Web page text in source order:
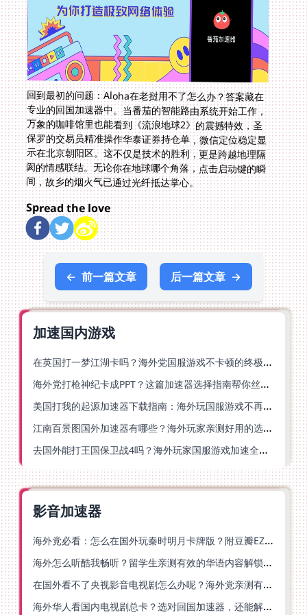
回到最初的问题：Aloha在老挝用不了怎么办？答案藏在
专业的回国加速器中。当番茄的智能路由系统开始工作，
万象的咖啡馆里也能看到《流浪地球2》的震撼特效，圣
保罗的交易员精准操作华泰证券持仓单，微信定位稳定显
示在北京朝阳区。这不仅是技术的胜利，更是跨越地理隔
阂的情感联结。无论你在地球哪个角落，点击启动键的瞬
间，故乡的烟火气已通过光纤抵达掌心。
Spread the love
← 前一篇文章 后一篇文章 →
加速国内游戏
在英国打一梦江湖卡吗？海外党国服游戏不卡顿的终极解法
海外党打枪神纪卡成PPT？这篇加速器选择指南帮你丝滑上分
美国打我的起源加速器下载指南：海外玩国服游戏不再卡的终极方案
江南百景图国外加速器有哪些？海外玩家亲测好用的选择与避坑指南
去国外能打王国保卫战4吗？海外玩家国服游戏加速全攻略（附公主连结幻想江湖实测）
影音加速器
海外党必看：怎么在国外玩秦时明月卡牌版？附豆瓣EZCast地区限制破解法
海外怎么听酷我畅听？留学生亲测有效的华语内容解锁指南
在国外看不了央视影音电视剧怎么办呢？海外党亲测有效的回国加速方案
海外华人看国内电视剧总卡？选对回国加速器，还能解决菲律宾打不开反诈中心的问题